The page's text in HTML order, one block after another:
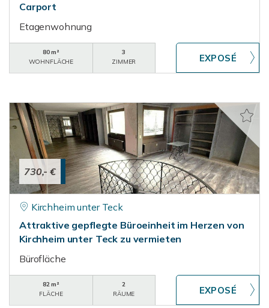
Carport
Etagenwohnung
80 m²
WOHNFLÄCHE
3
ZIMMER
730,- €
Kirchheim unter Teck
Attraktive gepflegte Büroeinheit im Herzen von
Kirchheim unter Teck zu vermieten
Bürofläche
82 m²
FLÄCHE
2
RÄUME